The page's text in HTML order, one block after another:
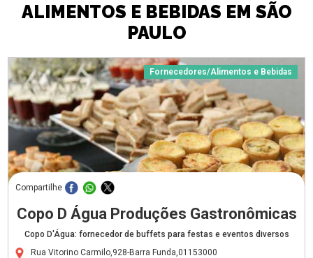
ALIMENTOS E BEBIDAS EM SÃO
PAULO
Fornecedores/Alimentos e Bebidas
Compartilhe
Copo D Água Produções Gastronômicas
Copo D'Água: fornecedor de buffets para festas e eventos diversos
Rua Vitorino Carmilo,928-Barra Funda,01153000